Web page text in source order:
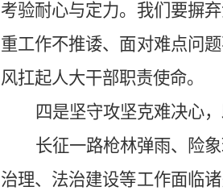
考验耐心与定力。我们要摒
重工作不推诿、面对难点问
风扛起人大干部职责使命。
四是坚守攻坚克难决心
长征一路枪林弹雨、险
治理、法治建设等工作面临